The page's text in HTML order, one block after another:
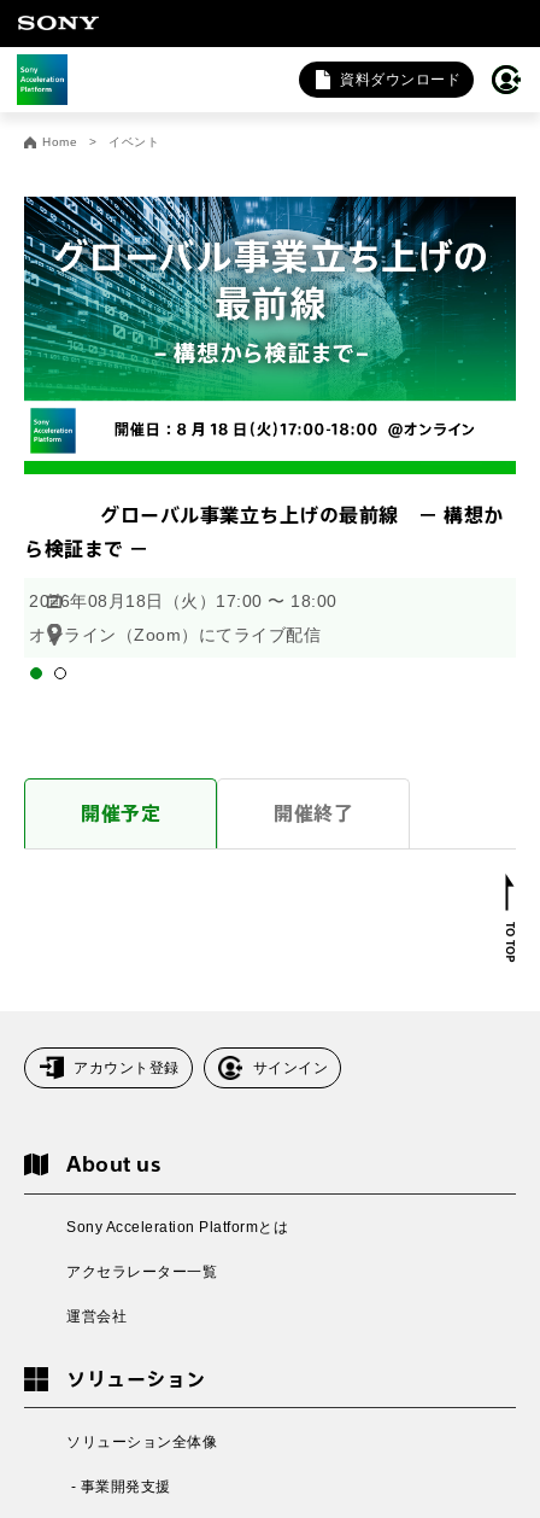
資料ダウンロード
Home イベント
グローバル事業立ち上げの最前線 － 構想か
ら検証まで －
2026年08月18日（火）17:00 〜 18:00
オンライン（Zoom）にてライブ配信
開催予定 開催終了
お問い合わせ
法人向けサービスに関するご相談・お問い合わせは以下のボタ
法人お問い合わせ
FAQ&個人お問い合わせは以下のボタンからお願いします。
FAQ & 個人お問い合わせ
アカウント登録 サインイン
About us
Sony Acceleration Platformとは
アクセラレーター一覧
運営会社
ソリューション
ソリューション全体像
- 事業開発支援